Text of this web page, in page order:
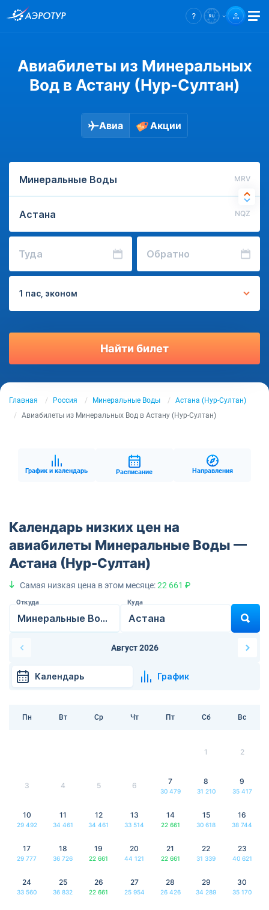
Авиабилеты из Минеральных
Вод в Астану (Нур-Султан)
Авиа Акции
MRV
NQZ
Туда Обратно
1 пас, эконом
Найти билет
Главная Россия Минеральные Воды
Астана (Нур-Султан)
Авиабилеты из Минеральных Вод в Астану (Нур-Султан)
График и календарь Расписание Направления
Календарь низких цен на
авиабилеты Минеральные Воды —
Астана (Нур-Султан)
Самая низкая цена в этом месяце:22 661 ₽
Откуда Куда
Август 2026
Календарь График
Пн Вт Ср Чт Пт Сб Вс
1 2
3 4 5 6 7
30 479
8
31 210
9
35 417
10
29 492
11
34 461
12
34 461
13
33 514
14
22 661
15
30 618
16
38 744
17
29 777
18
36 726
19
22 661
20
44 121
21
22 661
22
31 339
23
40 621
24
33 560
25
36 832
26
22 661
27
25 954
28
26 426
29
34 289
30
35 170